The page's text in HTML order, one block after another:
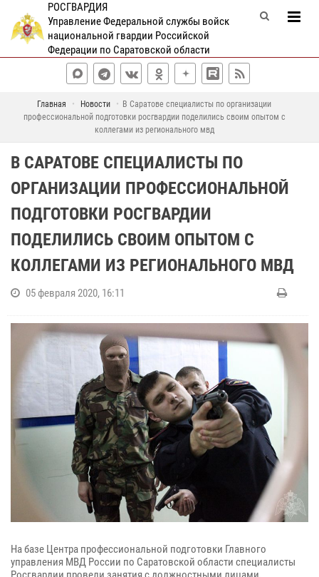
РОСГВАРДИЯ
Управление Федеральной службы войск
национальной гвардии Российской
Федерации по Саратовской области
Главная Новости
В Саратове специалисты по организации
профессиональной подготовки росгвардии поделились своим опытом с
коллегами из регионального мвд
В САРАТОВЕ СПЕЦИАЛИСТЫ ПО
ОРГАНИЗАЦИИ ПРОФЕССИОНАЛЬНОЙ
ПОДГОТОВКИ РОСГВАРДИИ
ПОДЕЛИЛИСЬ СВОИМ ОПЫТОМ С
КОЛЛЕГАМИ ИЗ РЕГИОНАЛЬНОГО МВД
05 февраля 2020, 16:11
На базе Центра профессиональной подготовки Главного
управления МВД России по Саратовской области специалисты